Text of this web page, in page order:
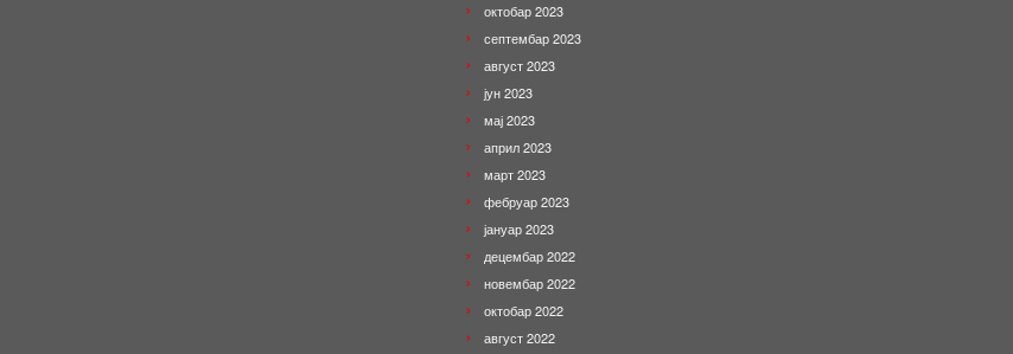
октобар 2023
септембар 2023
август 2023
јун 2023
мај 2023
април 2023
март 2023
фебруар 2023
јануар 2023
децембар 2022
новембар 2022
октобар 2022
август 2022